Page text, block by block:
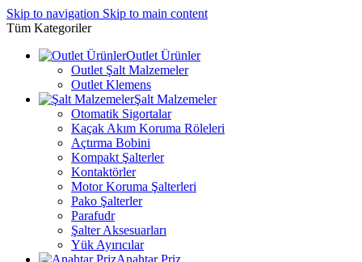
Skip to navigation Skip to main content
Tüm Kategoriler
Outlet Ürünler
Outlet Şalt Malzemeler
Outlet Klemens
Şalt Malzemeler
Otomatik Sigortalar
Kaçak Akım Koruma Röleleri
Açtırma Bobini
Kompakt Şalterler
Kontaktörler
Motor Koruma Şalterleri
Pako Şalterler
Parafudr
Şalter Aksesuarları
Yük Ayırıcılar
Anahtar Priz